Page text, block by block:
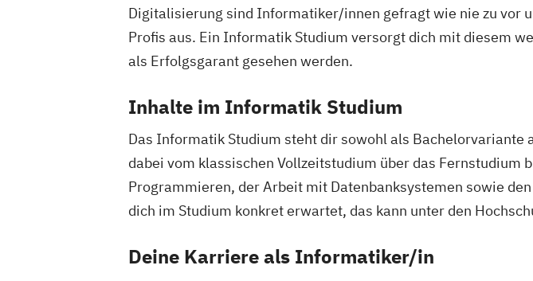
Digitalisierung sind Informatiker/innen gefragt wie nie zu vor
Profis aus. Ein Informatik Studium versorgt dich mit diesem
als Erfolgsgarant gesehen werden.
Inhalte im Informatik Studium
Das Informatik Studium steht dir sowohl als
dabei vom klassischen Vollzeitstudium über das Fernstudium
Programmieren, der Arbeit mit Datenbanksystemen sowie
dich im Studium konkret erwartet, das kann unter den
Deine Karriere als Informatiker/in